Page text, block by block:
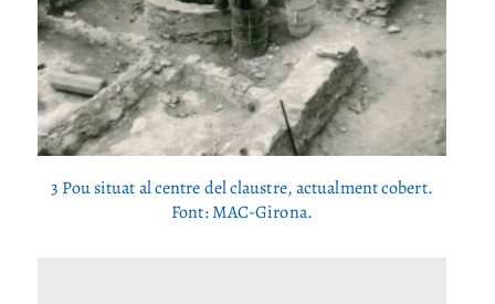
3 Pou situat al centre del claustre, actualment cobert.
Font: MAC-Girona.